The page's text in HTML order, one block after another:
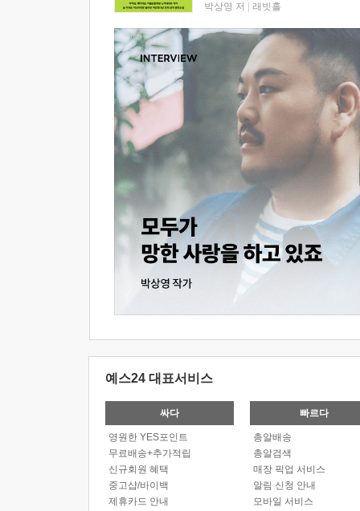
박상영 저 래빗홀
예스24 대표서비스
싸다
영원한 YES포인트
무료배송+추가적립
신규회원 혜택
중고샵/바이백
제휴카드 안내
빠르다
총알배송
총알검색
매장 픽업 서비스
알림 신청 안내
모바일 서비스